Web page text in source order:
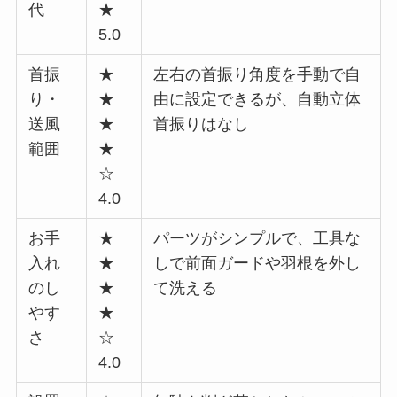
代
★
5.0
首振
り・
送風
範囲
★
★
★
★
☆
4.0
左右の首振り角度を手動で自
由に設定できるが、自動立体
首振りはなし
お手
入れ
のし
やす
さ
★
★
★
★
☆
4.0
パーツがシンプルで、工具な
しで前面ガードや羽根を外し
て洗える